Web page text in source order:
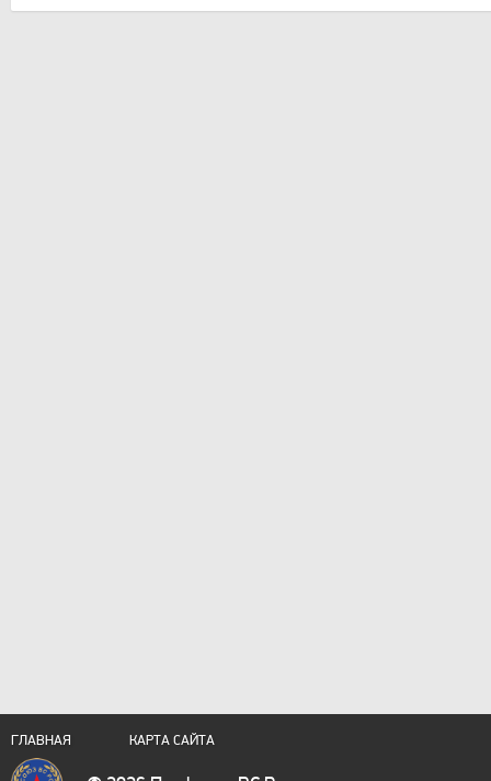
ГЛАВНАЯ КАРТА САЙТА